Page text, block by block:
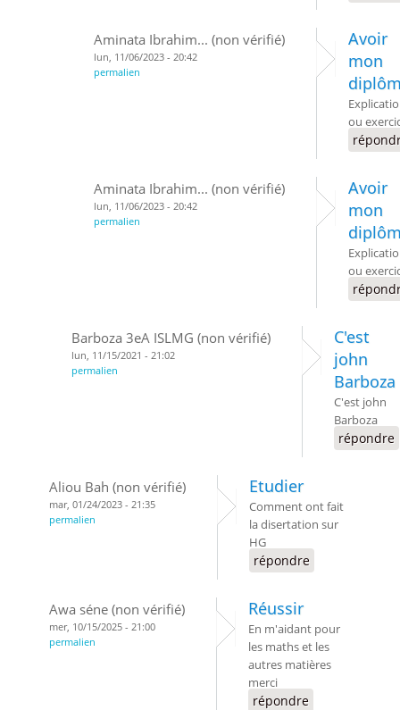
Aminata Ibrahim... (non vérifié)
lun, 11/06/2023 - 20:42
permalien
Avoir
mon
ou
Aminata Ibrahim... (non vérifié)
lun, 11/06/2023 - 20:42
permalien
Avoir
mon
ou
Barboza 3eA ISLMG (non vérifié)
lun, 11/15/2021 - 21:02
permalien
C'est
john
Barboza
C'est john
Barboza
répondre
Aliou Bah (non vérifié)
mar, 01/24/2023 - 21:35
permalien
Etudier
Comment ont fait
la disertation sur
HG
répondre
Awa séne (non vérifié)
mer, 10/15/2025 - 21:00
permalien
Réussir
En m'aidant pour
les maths et les
autres matières
merci
répondre